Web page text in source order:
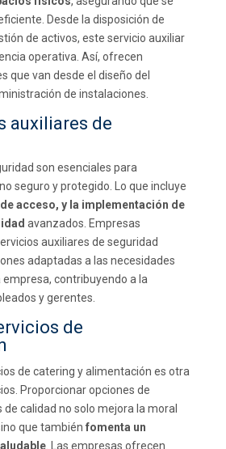
Desde la disposición de
de activos, este servicio auxiliar
operativa. Así, ofrecen
que van desde el diseño del
de instalaciones.
auxiliares de
son esenciales para
seguro y protegido. Lo que incluye
acceso, y la implementación de
avanzados. Empresas
auxiliares de seguridad
adaptadas a las necesidades
contribuyendo a la
y gerentes.
de
de catering y alimentación es otra
Proporcionar opciones de
calidad no solo mejora la moral
que también fomenta un
. Las empresas ofrecen